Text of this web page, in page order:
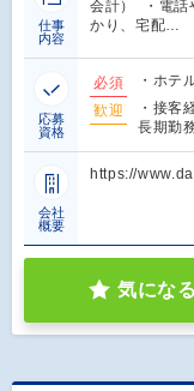
仕事
内容
会計） ・電話
かり、宅配…
応募
資格
必須
・ホテ
歓迎
・接客
長期勤
会社
概要
https://
気になる